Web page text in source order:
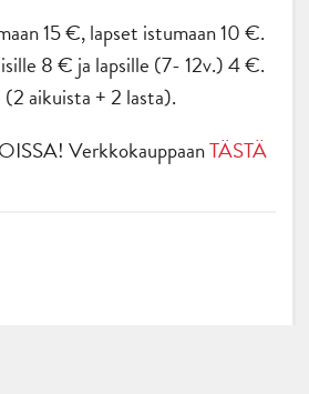
15 €, lapset istumaan 10 €.
8 € ja lapsille (7- 12v.) 4 €.
aikuista + 2 lasta).
VerkkokauppaanTÄSTÄ